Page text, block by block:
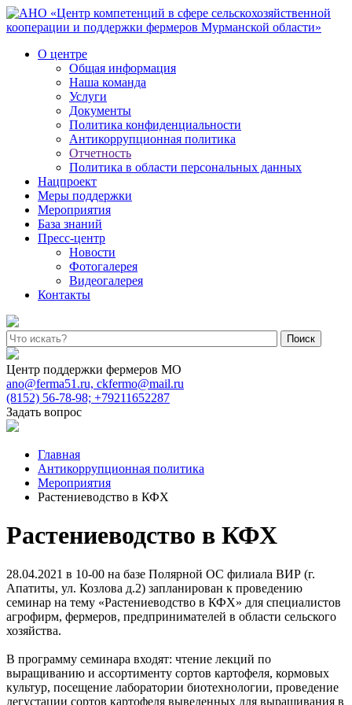
О центре
Общая информация
Наша команда
Услуги
Документы
Политика конфиденциальности
Антикоррупционная политика
Отчетность
Политика в области персональных данных
Нацпроект
Меры поддержки
Мероприятия
База знаний
Пресс-центр
Новости
Фотогалерея
Видеогалерея
Контакты
Поиск
Центр поддержки фермеров МО
ano@ferma51.ru, ckfermo@mail.ru
(8152) 56-78-98; +79211652287
Задать вопрос
Главная
Антикоррупционная политика
Мероприятия
Растениеводство в КФХ
Растениеводство в КФХ
28.04.2021 в 10-00 на базе Полярной ОС филиала ВИР (г.
Апатиты, ул. Козлова д.2) запланирован к проведению
семинар на тему «Растениеводство в КФХ» для специалистов
агрофирм, фермеров, предпринимателей в области сельского
хозяйства.
В программу семинара входят: чтение лекций по
выращиванию и ассортименту сортов картофеля, кормовых
культур, посещение лаборатории биотехнологии, проведение
дегустации сортов картофеля выведенных для выращивания в